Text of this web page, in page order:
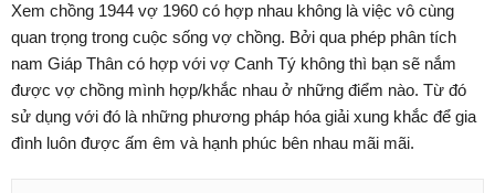
Xem chồng 1944 vợ 1960 có hợp nhau không là việc vô cùng
quan trọng trong cuộc sống vợ chồng. Bởi qua phép phân tích
nam Giáp Thân có hợp với vợ Canh Tý không thì bạn sẽ nắm
được vợ chồng mình hợp/khắc nhau ở những điểm nào. Từ đó
sử dụng với đó là những phương pháp hóa giải xung khắc để gia
đình luôn được ấm êm và hạnh phúc bên nhau mãi mãi.